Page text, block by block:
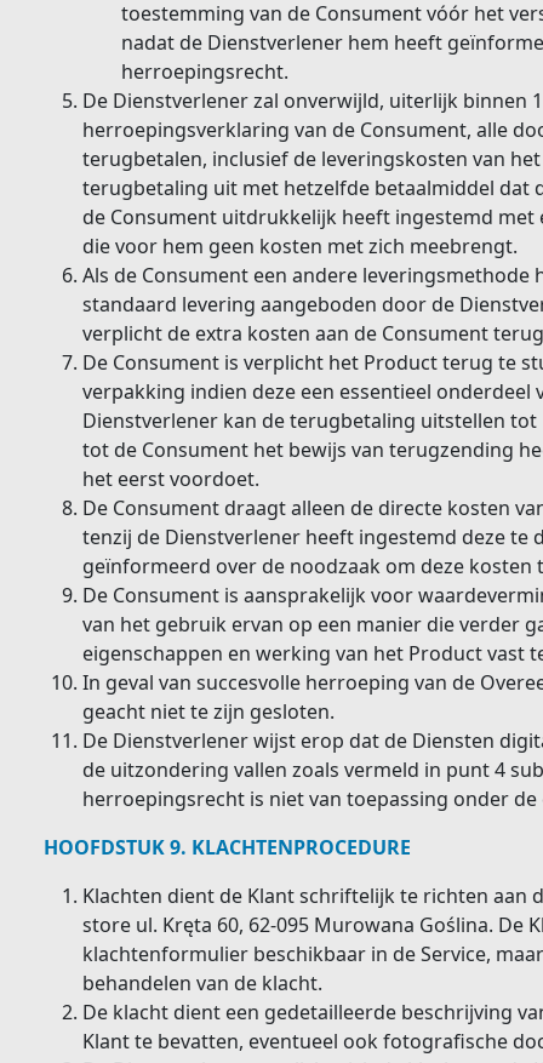
toestemming van de Consument vóór het
nadat de Dienstverlener hem heeft
herroepingsrecht.
De Dienstverlener zal onverwijld, uiterlijk binnen
herroepingsverklaring van de Consument, alle
terugbetalen, inclusief de leveringskosten van
terugbetaling uit met hetzelfde betaalmiddel dat
de Consument uitdrukkelijk heeft ingestemd
die voor hem geen kosten met zich meebrengt.
Als de Consument een andere
standaard levering aangeboden door de
verplicht de extra kosten aan de Consument
De Consument is verplicht het Product terug te
verpakking indien deze een essentieel onderdeel
Dienstverlener kan de terugbetaling uitstellen
tot de Consument het bewijs van terugzending
het eerst voordoet.
De Consument draagt alleen de directe kosten
tenzij de Dienstverlener heeft ingestemd deze te
geïnformeerd over de noodzaak om deze kosten
De Consument is aansprakelijk voor
van het gebruik ervan op een manier die verder
eigenschappen en werking van het Product vast
In geval van succesvolle herroeping van de
geacht niet te zijn gesloten.
De Dienstverlener wijst erop dat de Diensten
de uitzondering vallen zoals vermeld in punt 4
herroepingsrecht is niet van toepassing onder
HOOFDSTUK 9. KLACHTENPROCEDURE
Klachten dient de Klant schriftelijk te richten aan
store ul. Kręta 60, 62-095 Murowana Goślina. De
klachtenformulier beschikbaar in de Service,
behandelen van de klacht.
De klacht dient een gedetailleerde beschrijving
Klant te bevatten, eventueel ook fotografische